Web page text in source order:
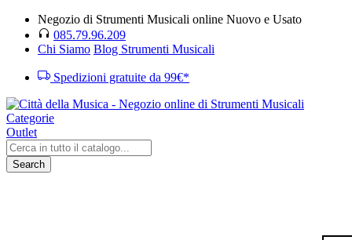
Negozio di Strumenti Musicali online Nuovo e Usato
085.79.96.209
Chi Siamo Blog Strumenti Musicali
Spedizioni gratuite da 99€*
Categorie
Outlet
Search